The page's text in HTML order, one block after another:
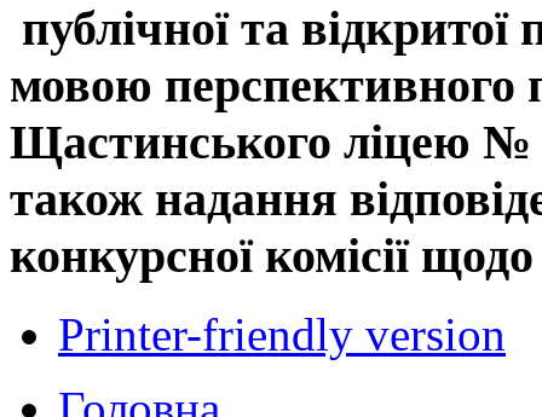
публічної та
мовою перспективного
Щастинського ліцею
також надання
конкурсної комісії
Printer-friendly version